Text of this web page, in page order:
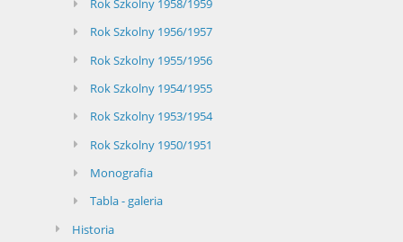
Rok Szkolny 1958/1959
Rok Szkolny 1956/1957
Rok Szkolny 1955/1956
Rok Szkolny 1954/1955
Rok Szkolny 1953/1954
Rok Szkolny 1950/1951
Monografia
Tabla - galeria
Historia